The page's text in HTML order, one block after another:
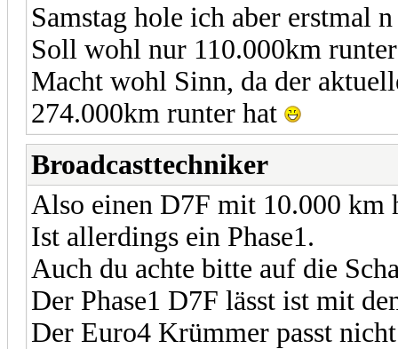
Samstag hole ich aber erstmal
Soll wohl nur 110.000km
Macht wohl Sinn, da der
274.000km runter hat
Broadcasttechniker
Also einen D7F mit 10.000 km
Ist allerdings ein Phase1.
Auch du achte bitte auf die
Der Phase1 D7F lässt ist mit
Der Euro4 Krümmer passt